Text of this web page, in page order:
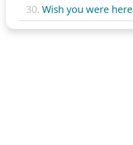
30. Wish you were here